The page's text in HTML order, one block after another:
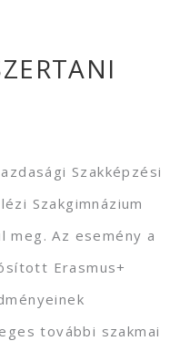
Szakképzési
Szakgimnázium
meg. Az esemény a
Erasmus+
további szakmai